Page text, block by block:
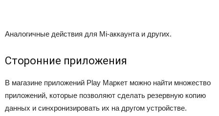
Аналогичные действия для Mi-аккаунта и других.
Сторонние приложения
В магазине приложений Play Маркет можно найти множество
приложений, которые позволяют сделать резервную копию
данных и синхронизировать их на другом устройстве.